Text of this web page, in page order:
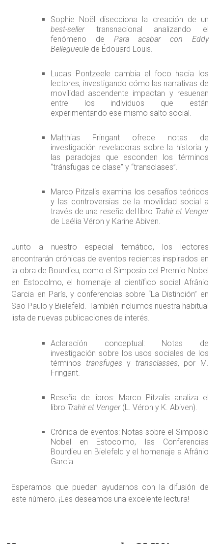
Sophie Noël disecciona la creación de un
best-sellertransnacional analizando el
fenómeno de Para acabar con Eddy
Bellegueule de Édouard Louis.
Lucas Pontzeele cambia el foco hacia los
lectores, investigando cómo las narrativas de
movilidad ascendente impactan y resuenan
entre los individuos que están
experimentando ese mismo salto social.
Matthias Fringant ofrece notas de
investigación reveladoras sobre la historia y
las paradojas que esconden los términos
“tránsfugas de clase” y “transclases”.
Marco Pitzalis examina los desafíos teóricos
y las controversias de la movilidad social a
través de una reseña del libro Trahir et Venger
de Laélia Véron y Karine Abiven.
Junto a nuestro especial temático, los lectores
encontrarán crónicas de eventos recientes inspirados en
la obra de Bourdieu, como el Simposio del Premio Nobel
en Estocolmo, el homenaje al científico social Afrânio
Garcia en París, y conferencias sobre “La Distinción” en
São Paulo y Bielefeld. También incluimos nuestra habitual
lista de nuevas publicaciones de interés.
Aclaración conceptual: Notas de
investigación sobre los usos sociales de los
términos transfuges y transclasses, por M.
Fringant.
Reseña de libros: Marco Pitzalis analiza el
libro Trahir et Venger(L. Véron y K. Abiven).
Crónica de eventos: Notas sobre el Simposio
Nobel en Estocolmo, las Conferencias
Bourdieu en Bielefeld y el homenaje a Afrânio
Garcia.
Esperamos que puedan ayudarnos con la difusión de
este número. ¡Les deseamos una excelente lectura!